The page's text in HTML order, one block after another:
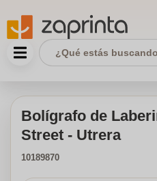
Bolígrafo de
Street - Utrera
10189870